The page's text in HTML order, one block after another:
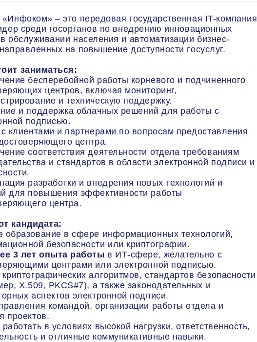
– это передовая государственная IT-компания
среди госорганов по внедрению инновационных
обслуживании населения и автоматизации бизнес-
на повышение доступности госуслуг.
заниматься:
бесперебойной работы корневого и подчиненного
центров, включая мониторинг,
и техническую поддержку.
и поддержка облачных решений для работы с
подписью.
клиентами и партнерами по вопросам предоставления
центра.
соответствия деятельности отдела требованиям
и стандартов в области электронной подписи и
разработки и внедрения новых технологий и
для повышения эффективности работы
центра.
кандидата:
образование в сфере информационных технологий,
безопасности или криптографии.
3 лет опыта работы в ИТ-сфере, желательно с
центрами или электронной подписью.
алгоритмов, стандартов безопасности
X.509, PKCS#7), а также законодательных и
аспектов электронной подписи.
командой, организации работы отдела и
проектов.
в условиях высокой нагрузки, ответственность,
и отличные коммуникативные навыки.